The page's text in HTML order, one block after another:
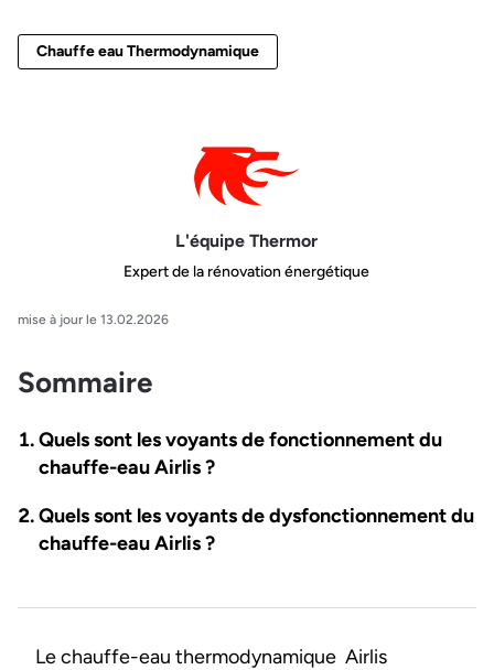
Chauffe eau Thermodynamique
L'équipe Thermor
Expert de la rénovation énergétique
mise à jour le 13.02.2026
Sommaire
Quels sont les voyants de fonctionnement du
chauffe-eau Airlis ?
Quels sont les voyants de dysfonctionnement du
chauffe-eau Airlis ?
Le chauffe-eau thermodynamique Airlis